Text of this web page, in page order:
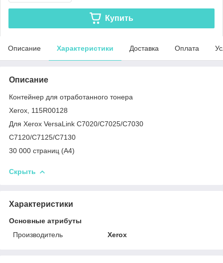
Купить
Описание Характеристики Доставка Оплата
Описание
Контейнер для отработанного тонера
Xerox, 115R00128
Для Xerox VersaLink C7020/C7025/C7030
C7120/C7125/C7130
30 000 страниц (А4)
Скрыть
Характеристики
Основные атрибуты
Производитель
Xerox